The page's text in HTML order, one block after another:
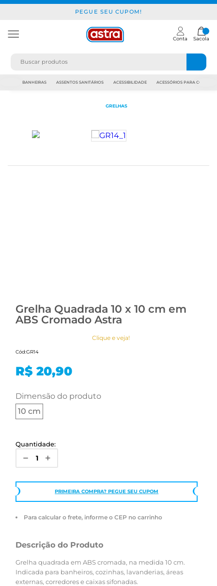
PEGUE SEU CUPOM!
Conta Sacola
BANHEIRAS ASSENTOS SANITÁRIOS ACESSIBILIDADE ACESSÓRIOS PARA
GRELHAS
Grelha Quadrada 10 x 10 cm em
ABS Cromado Astra
Clique e veja!
Cód:GR14
R$ 20,90
dimensão do produto
10 cm
Quantidade:
PRIMEIRA COMPRA? PEGUE SEU CUPOM
Para calcular o frete, informe o CEP no carrinho
Descrição do Produto
Grelha quadrada em ABS cromada, na medida 10 cm.
Indicada para banheiros, cozinhas, lavanderias, áreas
externas, corredores e caixas sifonadas.